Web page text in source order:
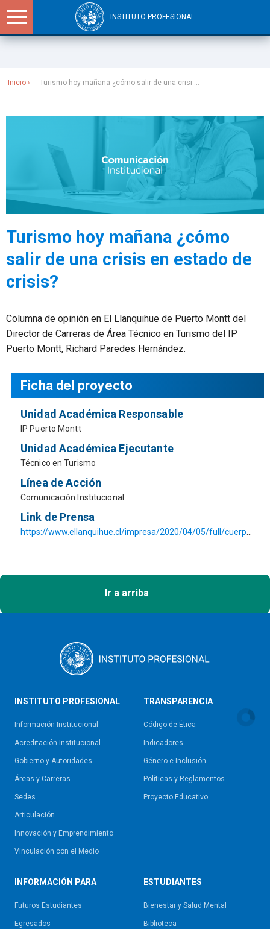
INSTITUTO PROFESIONAL
Inicio Turismo hoy mañana ¿cómo salir de una crisi ...
Turismo hoy mañana ¿cómo
salir de una crisis en estado de
crisis?
Columna de opinión en El Llanquihue de Puerto Montt del
Director de Carreras de Área Técnico en Turismo del IP
Puerto Montt, Richard Paredes Hernández.
Ficha del proyecto
Unidad Académica Responsable
IP Puerto Montt
Unidad Académica Ejecutante
Técnico en Turismo
Línea de Acción
Comunicación Institucional
Link de Prensa
Ir a arriba
INSTITUTO PROFESIONAL
Información Institucional
Acreditación Institucional
Gobierno y Autoridades​
Áreas y Carreras
Sedes
Articulación
Innovación y Emprendimiento
Vinculación con el Medio
TRANSPARENCIA
Código de Ética
Indicadores
Género e Inclusión
Políticas y Reglamentos​
Proyecto Educativo
INFORMACIÓN PARA
Futuros Estudiantes
Egresados
ESTUDIANTES
Bienestar y Salud Mental
Biblioteca